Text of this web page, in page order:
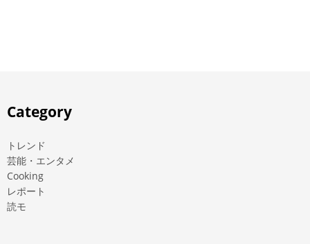
Category
トレンド
芸能・エンタメ
Cooking
レポート
読モ